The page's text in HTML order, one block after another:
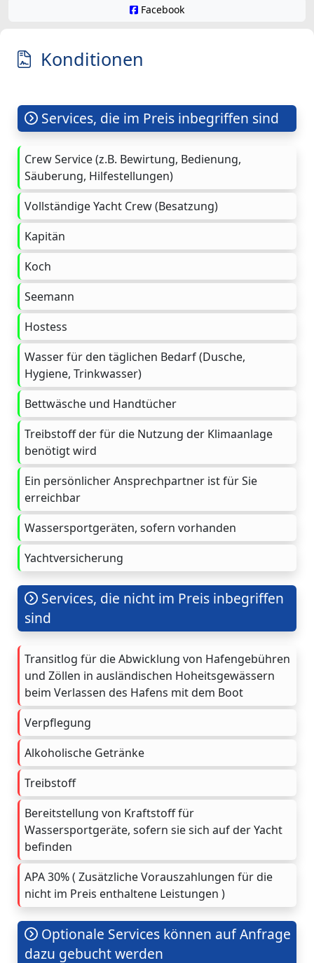
Facebook
Konditionen
Services, die im Preis inbegriffen sind
Crew Service (z.B. Bewirtung, Bedienung,
Säuberung, Hilfestellungen)
Vollständige Yacht Crew (Besatzung)
Kapitän
Koch
Seemann
Hostess
Wasser für den täglichen Bedarf (Dusche,
Hygiene, Trinkwasser)
Bettwäsche und Handtücher
Treibstoff der für die Nutzung der Klimaanlage
benötigt wird
Ein persönlicher Ansprechpartner ist für Sie
erreichbar
Wassersportgeräten, sofern vorhanden
Yachtversicherung
Services, die nicht im Preis inbegriffen
sind
Transitlog für die Abwicklung von Hafengebühren
und Zöllen in ausländischen Hoheitsgewässern
beim Verlassen des Hafens mit dem Boot
Verpflegung
Alkoholische Getränke
Treibstoff
Bereitstellung von Kraftstoff für
Wassersportgeräte, sofern sie sich auf der Yacht
befinden
APA 30% ( Zusätzliche Vorauszahlungen für die
nicht im Preis enthaltene Leistungen )
Optionale Services können auf Anfrage
dazu gebucht werden